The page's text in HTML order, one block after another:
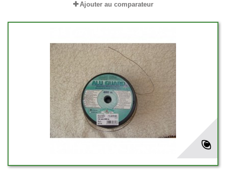
Ajouter au comparateur